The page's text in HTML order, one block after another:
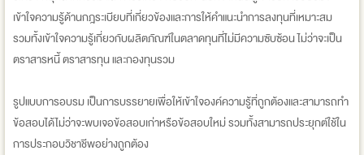
เข้าใจความรู้ด้านกฎระเบียบที่เกี่ยวข้องและการให้คำแนะนำการลงทุนที่เหมาะสม
รวมทั้งเข้าใจความรู้เกี่ยวกับผลิตภัณฑ์ในตลาดทุนที่ไม่มีความซับซ้อน ไม่ว่าจะเป็น
ตราสารหนี้ ตราสารทุน และกองทุนรวม
รูปแบบการอบรม เป็นการบรรยายเพื่อให้เข้าใจองค์ความรู้ที่ถูกต้องและสามารถทำ
ข้อสอบได้ไม่ว่าจะพบเจอข้อสอบเก่าหรือข้อสอบใหม่ รวมทั้งสามารถประยุกต์ใช้ใน
การประกอบวิชาชีพอย่างถูกต้อง